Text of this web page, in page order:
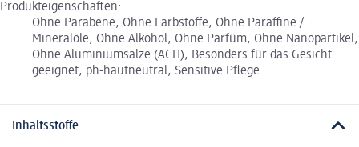
Produkteigenschaften:
Ohne Parabene, Ohne Farbstoffe, Ohne Paraffine /
Mineralöle, Ohne Alkohol, Ohne Parfüm, Ohne Nanopartikel,
Ohne Aluminiumsalze (ACH), Besonders für das Gesicht
geeignet, ph-hautneutral, Sensitive Pflege
Inhaltsstoffe